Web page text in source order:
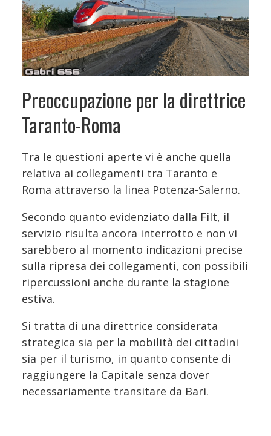
Preoccupazione per la direttrice
Taranto-Roma
Tra le questioni aperte vi è anche quella
relativa ai collegamenti tra Taranto e
Roma attraverso la linea Potenza-Salerno.
Secondo quanto evidenziato dalla Filt, il
servizio risulta ancora interrotto e non vi
sarebbero al momento indicazioni precise
sulla ripresa dei collegamenti, con possibili
ripercussioni anche durante la stagione
estiva.
Si tratta di una direttrice considerata
strategica sia per la mobilità dei cittadini
sia per il turismo, in quanto consente di
raggiungere la Capitale senza dover
necessariamente transitare da Bari.